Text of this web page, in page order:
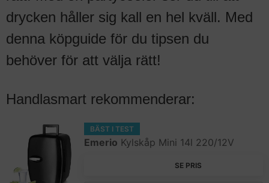
drycken håller sig kall en hel kväll. Med
denna köpguide för du tipsen du
behöver för att välja rätt!
Handlasmart rekommenderar:
BÄST I TEST
Emerio Kylskåp Mini 14l 220/12V
SE PRIS